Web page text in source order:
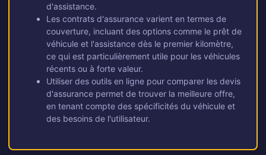
d'assistance.
Les contrats d'assurance varient en termes de
couverture, incluant des options comme le prêt de
véhicule et l'assistance dès le premier kilomètre,
ce qui est particulièrement utile pour les véhicules
récents ou à forte valeur.
Utiliser des outils en ligne pour comparer les devis
d'assurance permet de trouver la meilleure offre,
en tenant compte des spécificités du véhicule et
des besoins de l'utilisateur.